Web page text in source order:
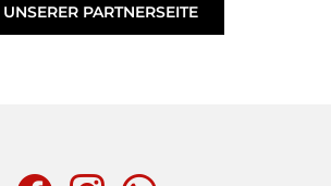
PARTNERSEITE